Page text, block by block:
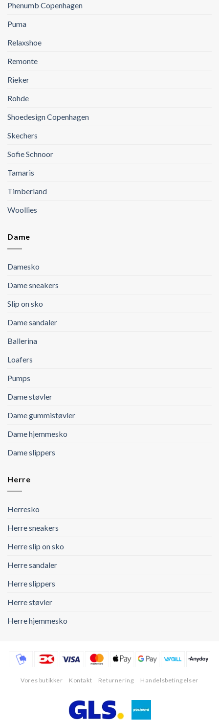
Phenumb Copenhagen
Puma
Relaxshoe
Remonte
Rieker
Rohde
Shoedesign Copenhagen
Skechers
Sofie Schnoor
Tamaris
Timberland
Woollies
Dame
Damesko
Dame sneakers
Slip on sko
Dame sandaler
Ballerina
Loafers
Pumps
Dame støvler
Dame gummistøvler
Dame hjemmesko
Dame slippers
Herre
Herresko
Herre sneakers
Herre slip on sko
Herre sandaler
Herre slippers
Herre støvler
Herre hjemmesko
Vores butikker Kontakt Returnering Handelsbetingelser